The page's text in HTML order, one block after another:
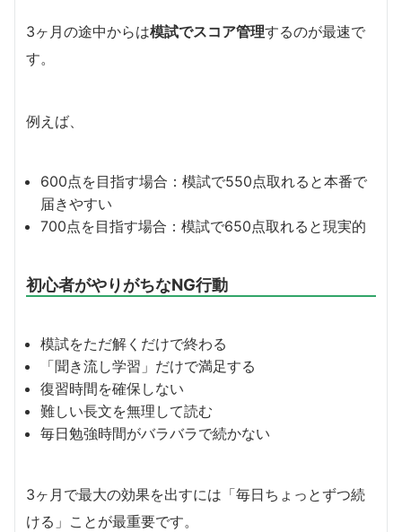
3ヶ月の途中からは模試でスコア管理するのが最速で
す。
例えば、
600点を目指す場合：模試で550点取れると本番で
届きやすい
700点を目指す場合：模試で650点取れると現実的
初心者がやりがちなNG行動
模試をただ解くだけで終わる
「聞き流し学習」だけで満足する
復習時間を確保しない
難しい長文を無理して読む
毎日勉強時間がバラバラで続かない
3ヶ月で最大の効果を出すには「毎日ちょっとずつ続
ける」ことが最重要です。